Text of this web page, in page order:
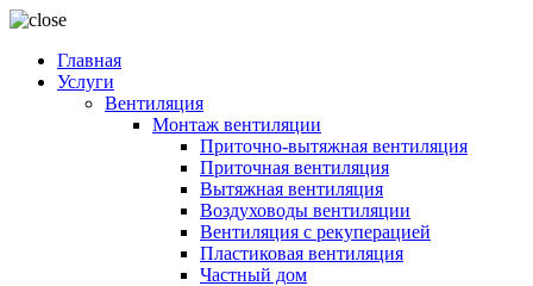
Главная
Услуги
Вентиляция
Монтаж вентиляции
Приточно-вытяжная вентиляция
Приточная вентиляция
Вытяжная вентиляция
Воздуховоды вентиляции
Вентиляция с рекуперацией
Пластиковая вентиляция
Частный дом